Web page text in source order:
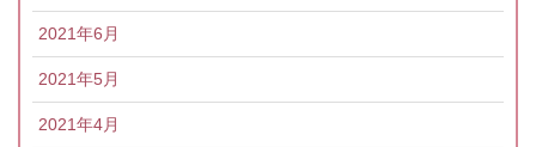
2021年6月
2021年5月
2021年4月